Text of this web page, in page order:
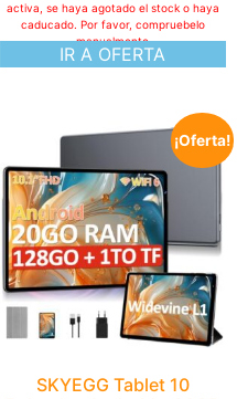
IR A OFERTA
activa, se haya agotado el stock o haya
caducado. Por favor, compruebelo
manualmente
¡Oferta!
SKYEGG Tablet 10